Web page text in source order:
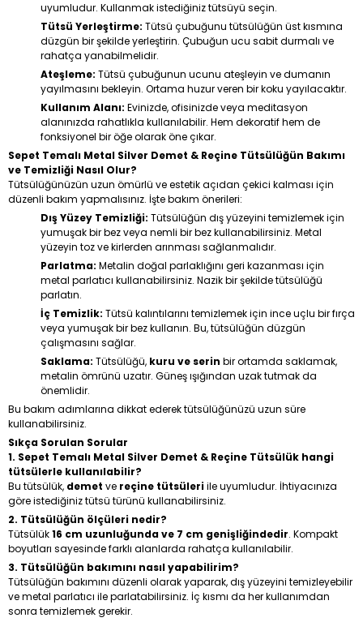
uyumludur. Kullanmak istediğiniz tütsüyü seçin.
Tütsü Yerleştirme: Tütsü çubuğunu tütsülüğün üst kısmına
düzgün bir şekilde yerleştirin. Çubuğun ucu sabit durmalı ve
rahatça yanabilmelidir.
Ateşleme: Tütsü çubuğunun ucunu ateşleyin ve dumanın
yayılmasını bekleyin. Ortama huzur veren bir koku yayılacaktır.
Kullanım Alanı: Evinizde, ofisinizde veya meditasyon
alanınızda rahatlıkla kullanılabilir. Hem dekoratif hem de
fonksiyonel bir öğe olarak öne çıkar.
Sepet Temalı Metal Silver Demet & Reçine Tütsülüğün Bakımı
ve Temizliği Nasıl Olur?
Tütsülüğünüzün uzun ömürlü ve estetik açıdan çekici kalması için
düzenli bakım yapmalısınız. İşte bakım önerileri:
Dış Yüzey Temizliği: Tütsülüğün dış yüzeyini temizlemek için
yumuşak bir bez veya nemli bir bez kullanabilirsiniz. Metal
yüzeyin toz ve kirlerden arınması sağlanmalıdır.
Parlatma: Metalin doğal parlaklığını geri kazanması için
metal parlatıcı kullanabilirsiniz. Nazik bir şekilde tütsülüğü
parlatın.
İç Temizlik: Tütsü kalıntılarını temizlemek için ince uçlu bir fırça
veya yumuşak bir bez kullanın. Bu, tütsülüğün düzgün
çalışmasını sağlar.
Saklama: Tütsülüğü, kuru ve serin bir ortamda saklamak,
metalin ömrünü uzatır. Güneş ışığından uzak tutmak da
önemlidir.
Bu bakım adımlarına dikkat ederek tütsülüğünüzü uzun süre
kullanabilirsiniz.
Sıkça Sorulan Sorular
1. Sepet Temalı Metal Silver Demet & Reçine Tütsülük hangi
tütsülerle kullanılabilir?
Bu tütsülük, demet ve reçine tütsüleriile uyumludur. İhtiyacınıza
göre istediğiniz tütsü türünü kullanabilirsiniz.
2. Tütsülüğün ölçüleri nedir?
Tütsülük16 cm uzunluğunda ve 7 cm genişliğindedir. Kompakt
boyutları sayesinde farklı alanlarda rahatça kullanılabilir.
3. Tütsülüğün bakımını nasıl yapabilirim?
Tütsülüğün bakımını düzenli olarak yaparak, dış yüzeyini temizleyebilir
ve metal parlatıcı ile parlatabilirsiniz. İç kısmı da her kullanımdan
sonra temizlemek gerekir.